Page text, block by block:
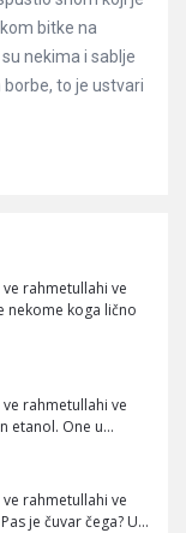
bitke na
nekima i sablje
to je ustvari
rahmetullahi ve
nekome koga lično
rahmetullahi ve
etanol. One u…
rahmetullahi ve
je čuvar čega? U…